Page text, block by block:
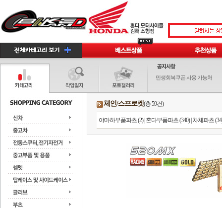
민생회복쿠폰 사용 가능처
체인/스프로켓(총 59건)
야마하부품파츠 (2)| 혼다부품파츠 (340)| 차체파츠